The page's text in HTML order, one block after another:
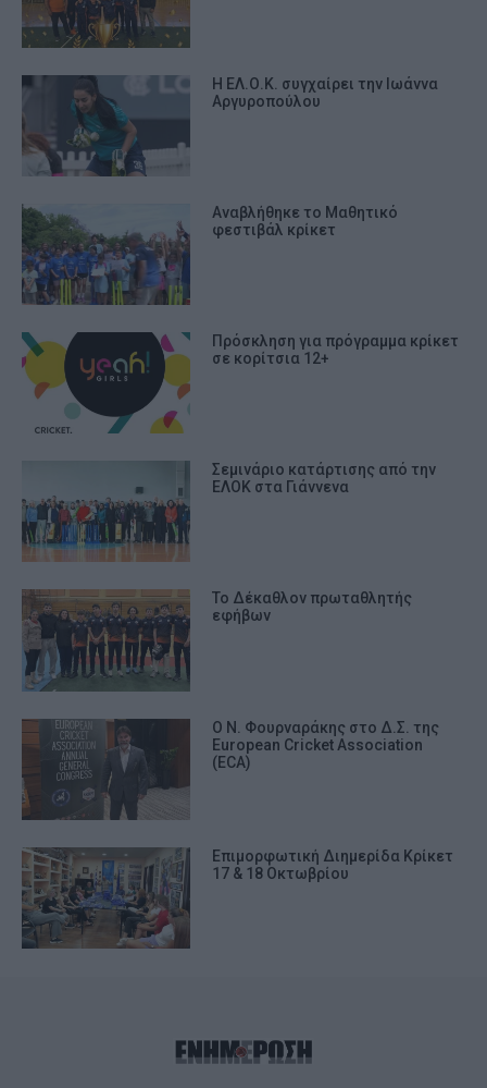
Η ΕΛ.Ο.Κ. συγχαίρει την Ιωάννα
Αργυροπούλου
Αναβλήθηκε το Μαθητικό
φεστιβάλ κρίκετ
Πρόσκληση για πρόγραμμα κρίκετ
σε κορίτσια 12+
Σεμινάριο κατάρτισης από την
ΕΛΟΚ στα Γιάννενα
Το Δέκαθλον πρωταθλητής
εφήβων
Ο Ν. Φουρναράκης στο Δ.Σ. της
European Cricket Association
(ECA)
Επιμορφωτική Διημερίδα Κρίκετ
17 & 18 Οκτωβρίου